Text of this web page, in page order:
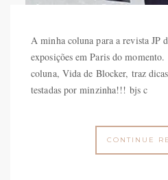
A minha coluna para a revista JP
exposições em Paris do
coluna, Vida de Blocker, traz
testadas por minzinha!!! bjs c
CONTINUE